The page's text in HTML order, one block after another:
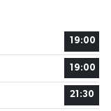
19:00
19:00
21:30